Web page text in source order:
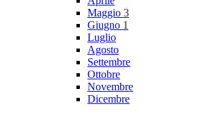
Maggio 3
Giugno 1
Luglio
Agosto
Settembre
Ottobre
Novembre
Dicembre